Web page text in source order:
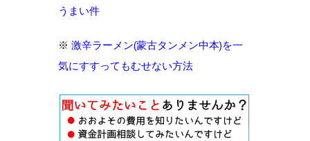
うまい件
※ 激辛ラーメン(蒙古タンメン中本)を一
気にすすってもむせない方法